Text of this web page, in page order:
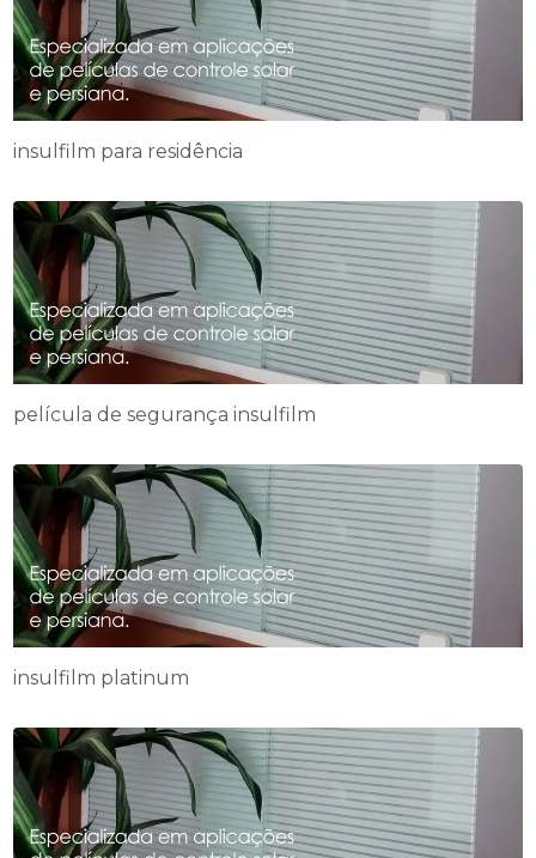
insulfilm para residência
película de segurança insulfilm
insulfilm platinum